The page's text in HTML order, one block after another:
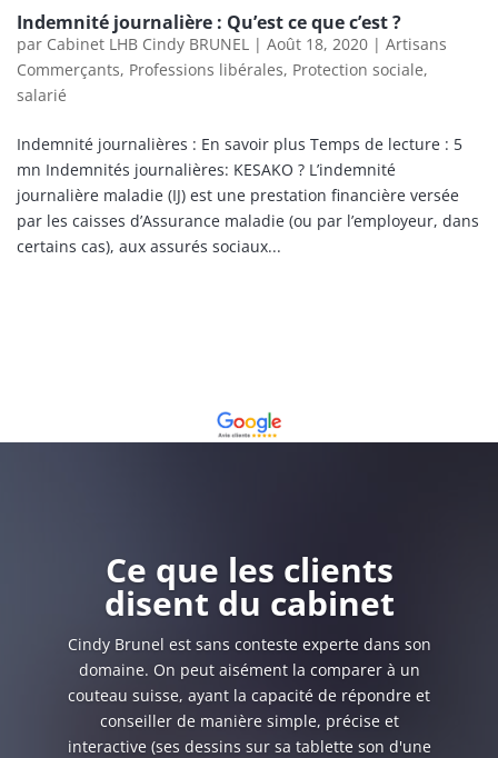
Indemnité journalière : Qu’est ce que c’est ?
par Cabinet LHB Cindy BRUNEL | Août 18, 2020 | Artisans
Commerçants, Professions libérales, Protection sociale,
salarié
Indemnité journalières : En savoir plus Temps de lecture : 5
mn Indemnités journalières: KESAKO ? L’indemnité
journalière maladie (IJ) est une prestation financière versée
par les caisses d’Assurance maladie (ou par l’employeur, dans
certains cas), aux assurés sociaux...
Ce que les clients
disent du cabinet
Cindy Brunel est sans conteste experte dans son
domaine. On peut aisément la comparer à un
couteau suisse, ayant la capacité de répondre et
conseiller de manière simple, précise et
interactive (ses dessins sur sa tablette son d'une